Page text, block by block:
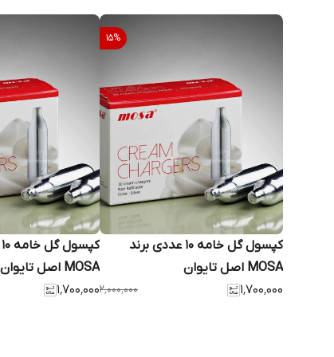
15%
کپسول گل خامه 10 عددی برند
MOSA اصل تایوان
۱٬۷۰۰٬۰۰۰
۲٬۰۰۰٬۰۰۰
MOSA اصل تایوان کپی
۱٬۷۰۰٬۰۰۰